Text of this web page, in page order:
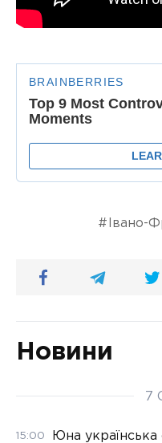
Івано-
Новини
7
15:00
Юна українська